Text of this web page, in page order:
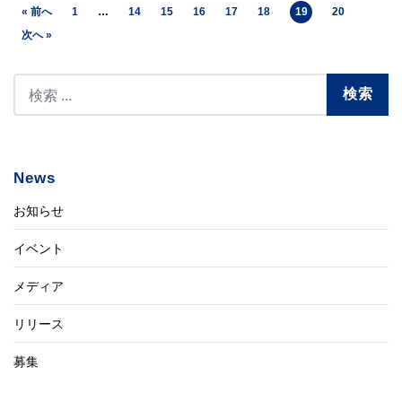
« 前へ 1 … 14 15 16 17 18 19
20
次へ »
News
お知らせ
イベント
メディア
リリース
募集